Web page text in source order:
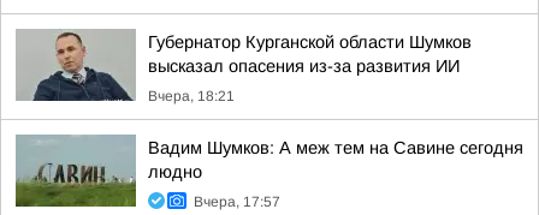
Губернатор Курганской области Шумков
высказал опасения из-за развития ИИ
Вчера, 18:21
Вадим Шумков: А меж тем на Савине сегодня
людно
Вчера, 17:57